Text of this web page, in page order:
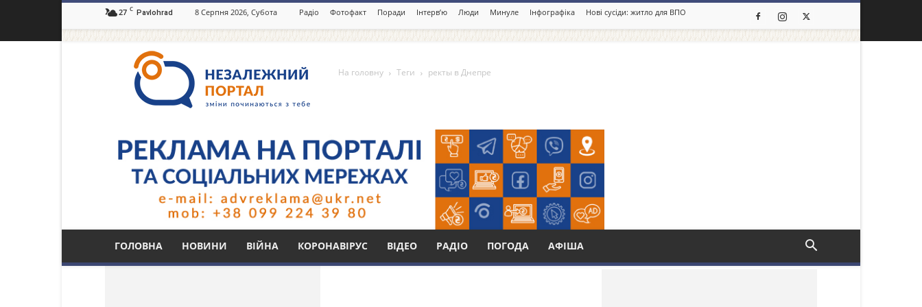
27 C Pavlohrad 8 Серпня 2026, Субота Радіо Фотофакт Поради Інтерв’ю Люди Минуле Інфографіка Нові сусіди: житло для ВПО
портал
Павлоград.dp.ua
ГОЛОВНА НОВИНИ ВІЙНА КОРОНАВІРУС ВІДЕО РАДІО ПОГОДА АФІША
На головну Теги ректы в Днепре
Тег: ректы в Днепре